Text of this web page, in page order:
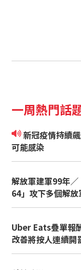
一周熱門話
新冠疫情持續飆升 常見八大症狀 沒發燒也
可能感染
解放軍建軍99年
64」攻下多個解
Uber Eats疊單報
改善將按人連續開